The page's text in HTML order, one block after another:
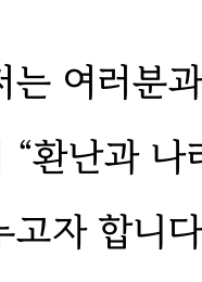
는 여러분
“환난과
고자 합니